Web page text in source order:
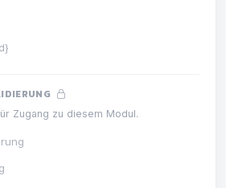
Zugang zu diesem Modul.